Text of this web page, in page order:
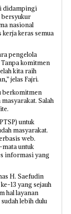
didampingi
bersyukur
nasional
keras semua
pengelola
komitmen
kita raih
jelas Fajri.
berkomitmen
Salah
untuk
masyarakat.
web.
untuk
informasi yang
H. Saefudin
13 yang sejauh
hal layanan
lebih dulu